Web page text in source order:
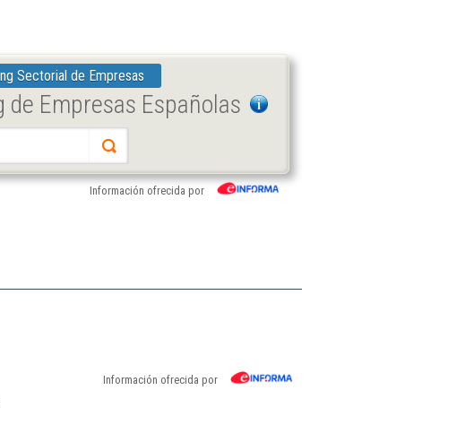
Sectorial de Empresas
Empresas Españolas
Información ofrecida por
Información ofrecida por